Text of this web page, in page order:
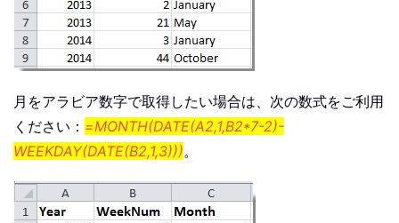
月をアラビア数字で取得したい場合は、次の数式をご利用
ください： =MONTH(DATE(A2,1,B2*7-2)-
WEEKDAY(DATE(B2,1,3)))。